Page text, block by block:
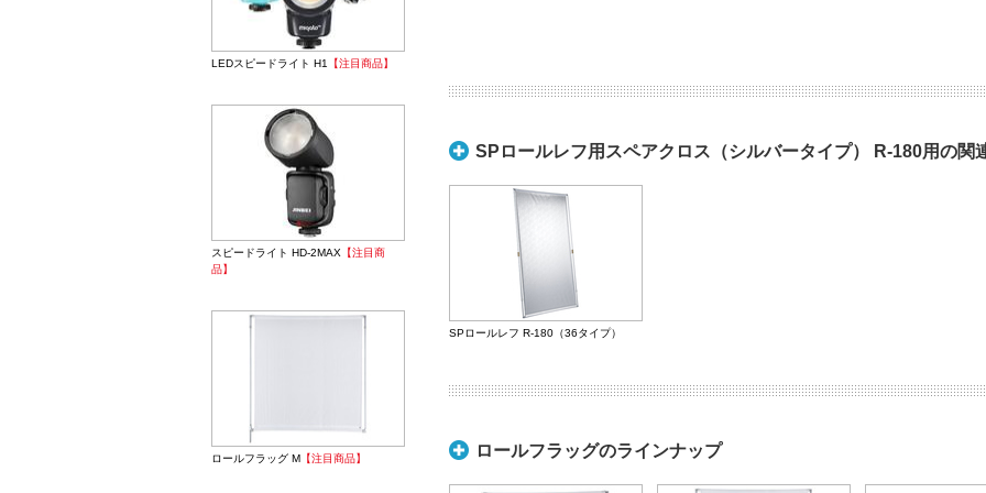
SPロールレフ用スペアクロス（シルバータイプ） R-180用の関
SPロールレフ R-180（36タイプ）
ロールフラッグのラインナップ
LEDスピードライト H1 【注目商品】
スピードライト HD-2MAX 【注目商
品】
ロールフラッグ M 【注目商品】